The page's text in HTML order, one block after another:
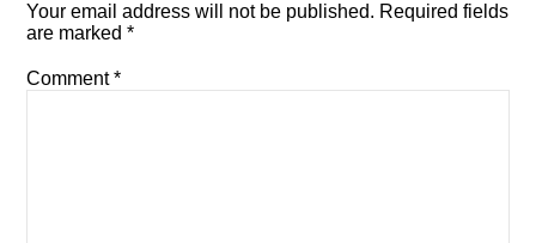
Your email address will not be published. Required fields
are marked*
Comment*